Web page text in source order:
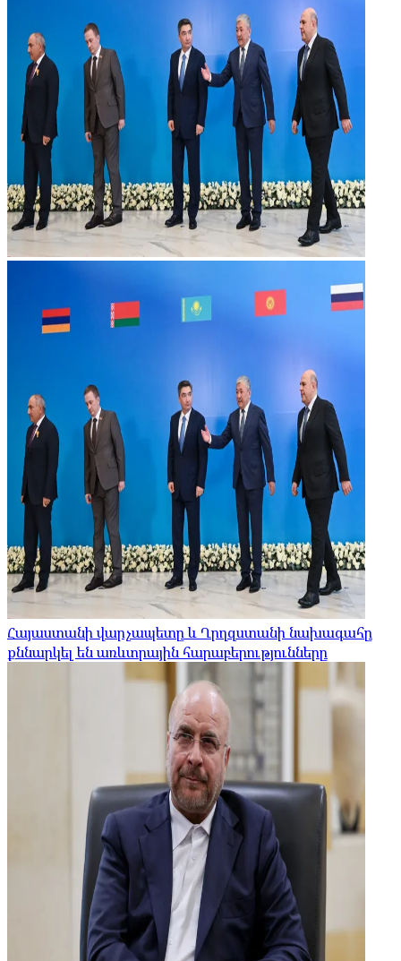
Հայաստանի վարչապետը և Ղրղզստանի նախագահը
քննարկել են առևտրային հարաբերությունները